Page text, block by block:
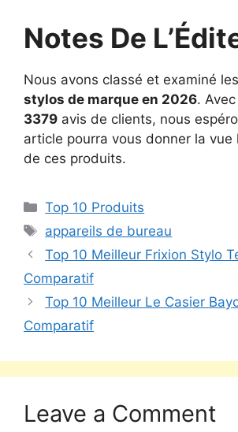
Notes De
Nous avons classé et examiné les
stylos de marque en 2026.
3379 avis de clients, nous
article pourra vous donner la vue
de ces produits.
Top 10 Produits
appareils de bureau
Top 10 Meilleur Frixion Stylo
Comparatif
Top 10 Meilleur Le Casier
Comparatif
Leave a Comment